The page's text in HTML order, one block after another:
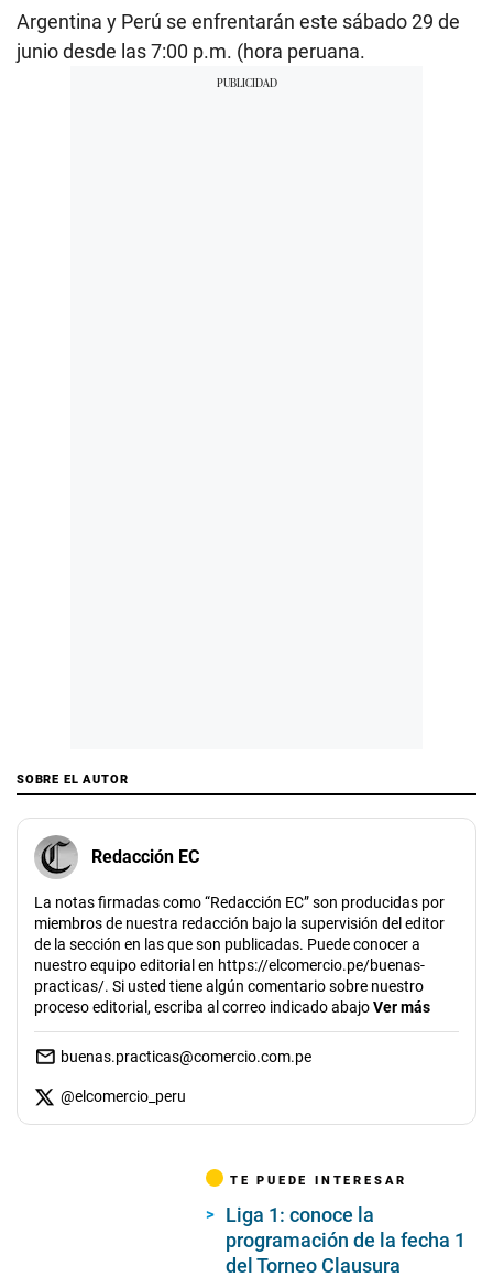
Argentina y Perú se enfrentarán este sábado 29 de
junio desde las 7:00 p.m. (hora peruana.
SOBRE EL AUTOR
Redacción EC
La notas firmadas como “Redacción EC” son producidas por
miembros de nuestra redacción bajo la supervisión del editor
de la sección en las que son publicadas. Puede conocer a
nuestro equipo editorial en https://elcomercio.pe/buenas-
practicas/. Si usted tiene algún comentario sobre nuestro
proceso editorial, escriba al correo indicado abajoVer más
buenas.practicas@comercio.com.pe
@elcomercio_peru
TE PUEDE INTERESAR
Liga 1: conoce la
programación de la fecha 1
del Torneo Clausura